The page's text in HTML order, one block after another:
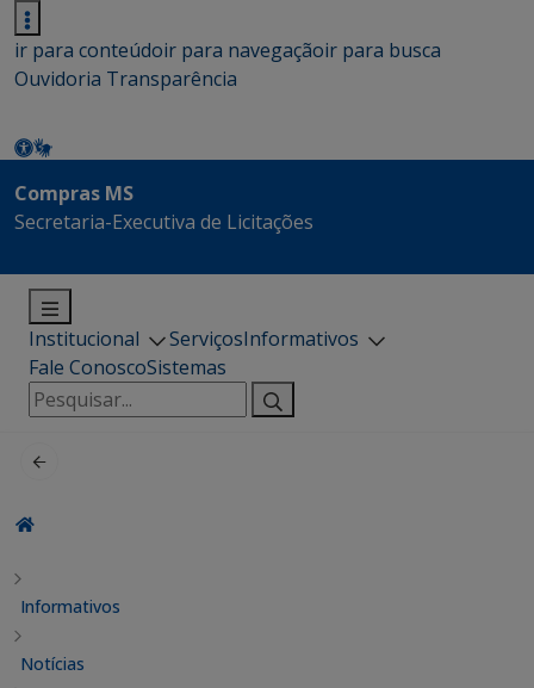
ir para conteúdoir para navegaçãoir para busca
Ouvidoria Transparência
Compras MS
Secretaria-Executiva de Licitações
Institucional ServiçosInformativos
Fale ConoscoSistemas
Pesquisar
por:
Informativos
Notícias